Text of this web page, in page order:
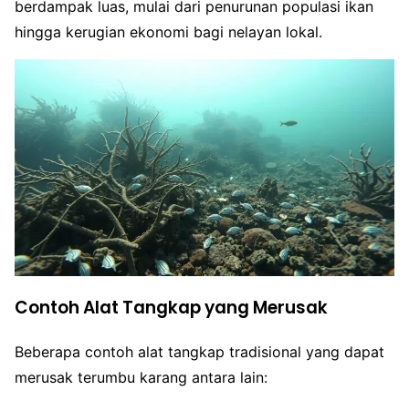
berdampak luas, mulai dari penurunan populasi ikan
hingga kerugian ekonomi bagi nelayan lokal.
Contoh Alat Tangkap yang Merusak
Beberapa contoh alat tangkap tradisional yang dapat
merusak terumbu karang antara lain: